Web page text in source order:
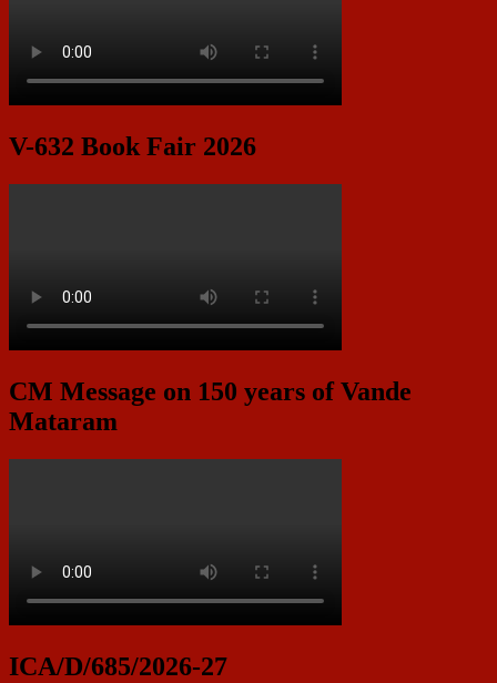
V-632 Book Fair 2026
CM Message on 150 years of Vande
Mataram
ICA/D/685/2026-27